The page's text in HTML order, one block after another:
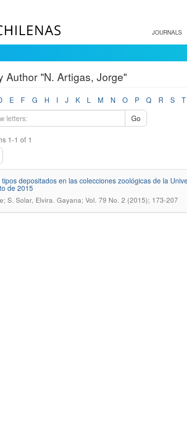
JOURNALS
Author "N. Artigas, Jorge"
E F G H I J K L M N O P Q R S T
Go
1-1 of 1
depositados en las colecciones zoológicas de la
de 2015
S. Solar, Elvira. Gayana; Vol. 79 No. 2 (2015); 173-207